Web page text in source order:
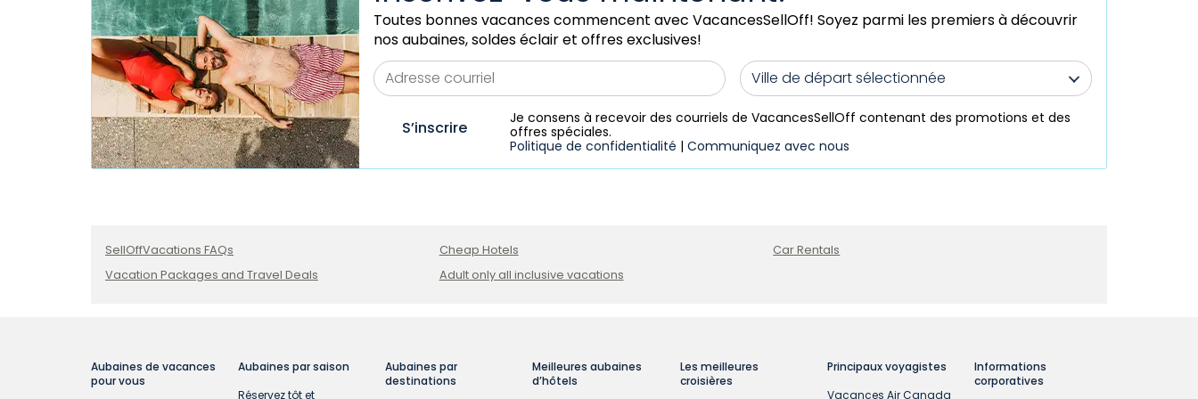
Toutes bonnes vacances commencent avec VacancesSellOff! Soyez parmi les premiers à découvrir
nos aubaines, soldes éclair et offres exclusives!
Ville de départ sélectionnée
S’inscrire
Je consens à recevoir des courriels de VacancesSellOff contenant des promotions et des
offres spéciales.
Politique de confidentialité | Communiquez avec nous
SellOffVacations FAQs
Vacation Packages and Travel Deals
Cheap Hotels
Adult only all inclusive vacations
Car Rentals
Aubaines de vacances
pour vous
Aubaines par saison
Réservez tôt et
Aubaines par
destinations
Meilleures aubaines
d’hôtels
Les meilleures
croisières
Principaux voyagistes
Vacances Air Canada
Informations
corporatives